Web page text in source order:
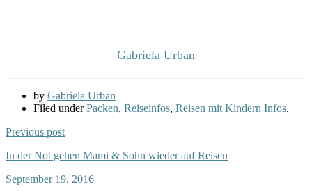
Gabriela Urban
by Gabriela Urban
Filed underPacken, Reiseinfos, Reisen mit Kindern Infos.
Previous post
In der Not gehen Mami & Sohn wieder auf Reisen
September 19, 2016